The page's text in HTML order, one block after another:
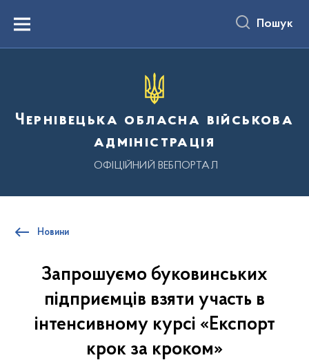
вмістуMenu Пошук
Чернівецька обласна військова
адміністрація
ОФІЦІЙНИЙ ВЕБПОРТАЛ
Новини
Запрошуємо буковинських
підприємців взяти участь в
інтенсивному курсі «Експорт
крок за кроком»